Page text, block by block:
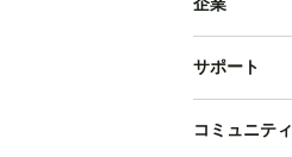
サポート
コミュニティ